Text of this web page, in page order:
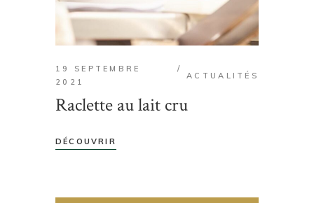
19 SEPTEMBRE
2021
ACTUALITÉS
Raclette au lait cru
DÉCOUVRIR